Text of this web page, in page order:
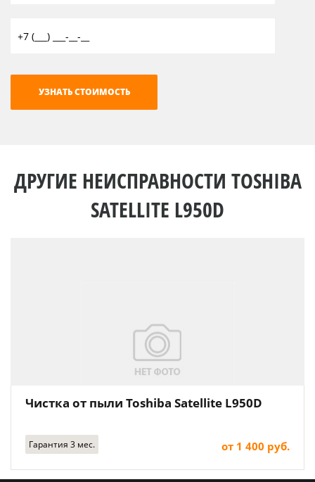
ДРУГИЕ НЕИСПРАВНОСТИ TOSHIBA
SATELLITE L950D
Чистка от пыли Toshiba Satellite L950D
Гарантия 3 мес. от 1 400 руб.